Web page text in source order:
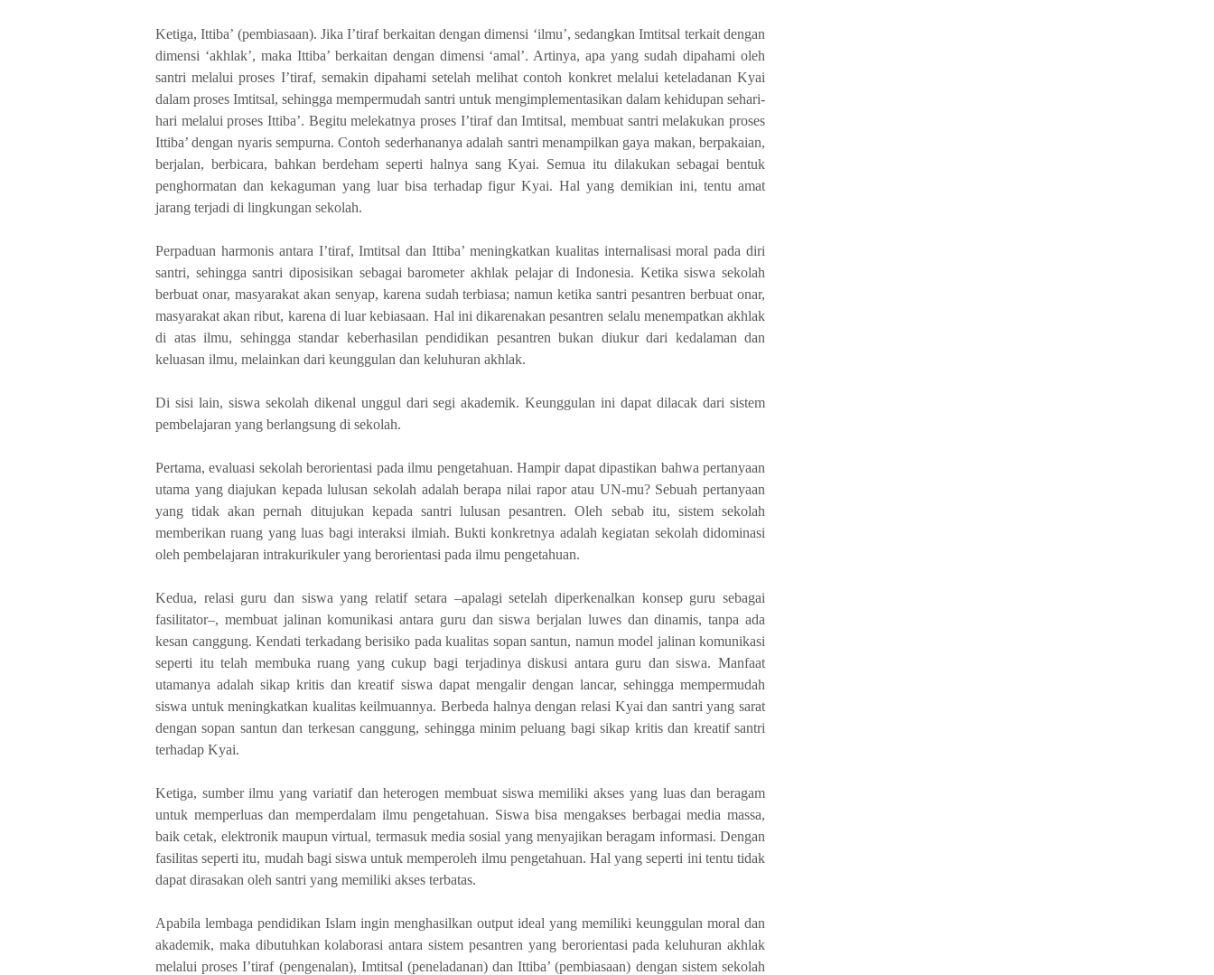
Ketiga, Ittiba’ (pembiasaan). Jika I’tiraf berkaitan dengan dimensi ‘ilmu’, sedangkan Imtitsal terkait dengan
dimensi ‘akhlak’, maka Ittiba’ berkaitan dengan dimensi ‘amal’. Artinya, apa yang sudah dipahami oleh
santri melalui proses I’tiraf, semakin dipahami setelah melihat contoh konkret melalui keteladanan Kyai
dalam proses Imtitsal, sehingga mempermudah santri untuk mengimplementasikan dalam kehidupan sehari-
hari melalui proses Ittiba’. Begitu melekatnya proses I’tiraf dan Imtitsal, membuat santri melakukan proses
Ittiba’ dengan nyaris sempurna. Contoh sederhananya adalah santri menampilkan gaya makan, berpakaian,
berjalan, berbicara, bahkan berdeham seperti halnya sang Kyai. Semua itu dilakukan sebagai bentuk
penghormatan dan kekaguman yang luar bisa terhadap figur Kyai. Hal yang demikian ini, tentu amat
jarang terjadi di lingkungan sekolah.
Perpaduan harmonis antara I’tiraf, Imtitsal dan Ittiba’ meningkatkan kualitas internalisasi moral pada diri
santri, sehingga santri diposisikan sebagai barometer akhlak pelajar di Indonesia. Ketika siswa sekolah
berbuat onar, masyarakat akan senyap, karena sudah terbiasa; namun ketika santri pesantren berbuat onar,
masyarakat akan ribut, karena di luar kebiasaan. Hal ini dikarenakan pesantren selalu menempatkan akhlak
di atas ilmu, sehingga standar keberhasilan pendidikan pesantren bukan diukur dari kedalaman dan
keluasan ilmu, melainkan dari keunggulan dan keluhuran akhlak.
Di sisi lain, siswa sekolah dikenal unggul dari segi akademik. Keunggulan ini dapat dilacak dari sistem
pembelajaran yang berlangsung di sekolah.
Pertama, evaluasi sekolah berorientasi pada ilmu pengetahuan. Hampir dapat dipastikan bahwa pertanyaan
utama yang diajukan kepada lulusan sekolah adalah berapa nilai rapor atau UN-mu? Sebuah pertanyaan
yang tidak akan pernah ditujukan kepada santri lulusan pesantren. Oleh sebab itu, sistem sekolah
memberikan ruang yang luas bagi interaksi ilmiah. Bukti konkretnya adalah kegiatan sekolah didominasi
oleh pembelajaran intrakurikuler yang berorientasi pada ilmu pengetahuan.
Kedua, relasi guru dan siswa yang relatif setara –apalagi setelah diperkenalkan konsep guru sebagai
fasilitator–, membuat jalinan komunikasi antara guru dan siswa berjalan luwes dan dinamis, tanpa ada
kesan canggung. Kendati terkadang berisiko pada kualitas sopan santun, namun model jalinan komunikasi
seperti itu telah membuka ruang yang cukup bagi terjadinya diskusi antara guru dan siswa. Manfaat
utamanya adalah sikap kritis dan kreatif siswa dapat mengalir dengan lancar, sehingga mempermudah
siswa untuk meningkatkan kualitas keilmuannya. Berbeda halnya dengan relasi Kyai dan santri yang sarat
dengan sopan santun dan terkesan canggung, sehingga minim peluang bagi sikap kritis dan kreatif santri
terhadap Kyai.
Ketiga, sumber ilmu yang variatif dan heterogen membuat siswa memiliki akses yang luas dan beragam
untuk memperluas dan memperdalam ilmu pengetahuan. Siswa bisa mengakses berbagai media massa,
baik cetak, elektronik maupun virtual, termasuk media sosial yang menyajikan beragam informasi. Dengan
fasilitas seperti itu, mudah bagi siswa untuk memperoleh ilmu pengetahuan. Hal yang seperti ini tentu tidak
dapat dirasakan oleh santri yang memiliki akses terbatas.
Apabila lembaga pendidikan Islam ingin menghasilkan output ideal yang memiliki keunggulan moral dan
akademik, maka dibutuhkan kolaborasi antara sistem pesantren yang berorientasi pada keluhuran akhlak
melalui proses I’tiraf (pengenalan), Imtitsal (peneladanan) dan Ittiba’ (pembiasaan) dengan sistem sekolah